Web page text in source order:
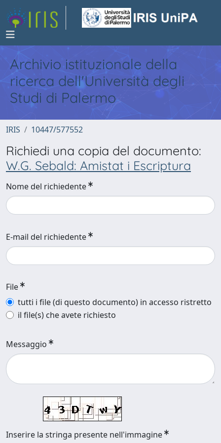
Archivio istituzionale della
ricerca dell'Università degli
Studi di Palermo
IRIS 10447/577552
Richiedi una copia del documento:
W.G. Sebald: Amistat i Escriptura
Nome del richiedente
E-mail del richiedente
File
tutti i file (di questo documento) in accesso ristretto
il file(s) che avete richiesto
Messaggio
Inserire la stringa presente nell'immagine